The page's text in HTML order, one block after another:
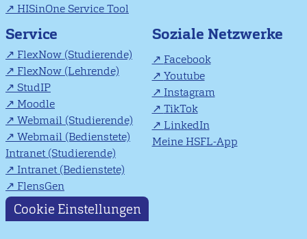
HISinOne Service Tool
Service
FlexNow (Studierende)
FlexNow (Lehrende)
StudIP
Moodle
Webmail (Studierende)
Webmail (Bedienstete)
Intranet (Studierende)
Intranet (Bedienstete)
FlensGen
Soziale Netzwerke
Facebook
Youtube
Instagram
TikTok
LinkedIn
Meine HSFL-App
Cookie Einstellungen